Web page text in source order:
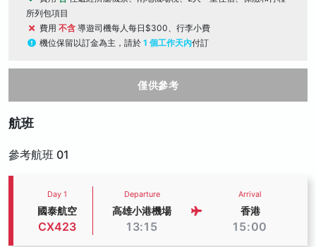
所列包項目
費用 不含 導遊司機每人每日$300、行李小費
機位保留以訂金為主，請於 1 個工作天內付訂
僅供參考
航班
參考航班 01
Day 1
國泰航空
CX423
Departure
高雄小港機場
13:15
Arrival
香港
15:00